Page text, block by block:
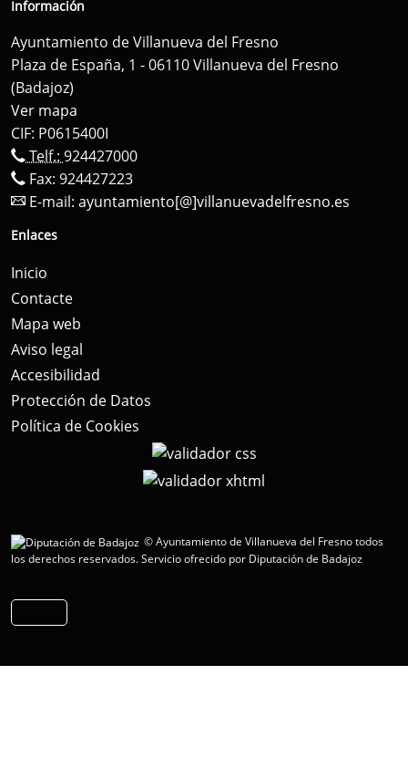
Información
Ayuntamiento de Villanueva del Fresno
Plaza de España, 1 - 06110 Villanueva del Fresno
(Badajoz)
Ver mapa
CIF: P0615400I
Telf.: 924427000
Fax: 924427223
E-mail: ayuntamiento[@]villanuevadelfresno.es
Enlaces
Inicio
Contacte
Mapa web
Aviso legal
Accesibilidad
Protección de Datos
Política de Cookies
© Ayuntamiento de Villanueva del Fresno todos
los derechos reservados.Servicio ofrecido por Diputación de Badajoz